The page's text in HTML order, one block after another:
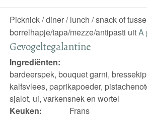
Picknick / diner / lunch / snack of
borrelhapje/tapa/mezze/antipasti uitA
Gevogeltegalantine
Ingrediënten:
bardeerspek, bouquet garni,
kalfsvlees, paprikapoeder,
sjalot, ui, varkensnek en wortel
Keuken:
Frans